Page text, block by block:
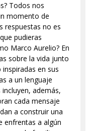
Todos nos
momento de
respuestas no es
pudieras
Marco Aurelio? En
sobre la vida junto
en sus
a un lenguaje
además,
cada mensaje
a construir una
enfrentas a algún